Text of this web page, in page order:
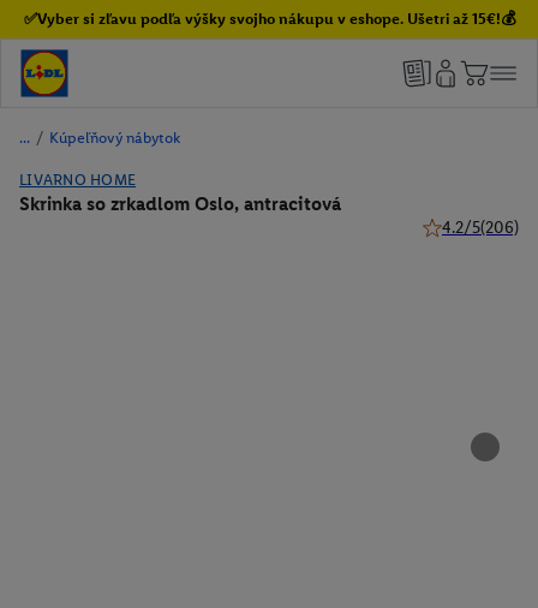
✅Vyber si zľavu podľa výšky svojho nákupu v eshope. Ušetri až 15€!💰
/ Kúpeľňový nábytok
LIVARNO HOME
Skrinka so zrkadlom Oslo, antracitová
4.2/5(206)